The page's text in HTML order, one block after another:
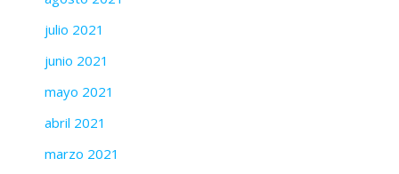
julio 2021
junio 2021
mayo 2021
abril 2021
marzo 2021